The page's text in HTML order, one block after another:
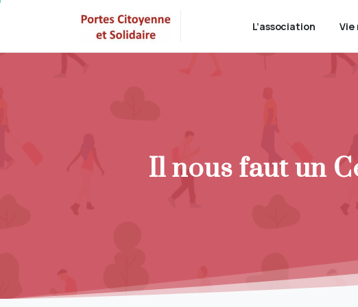
L’association Vie
Il nous faut un